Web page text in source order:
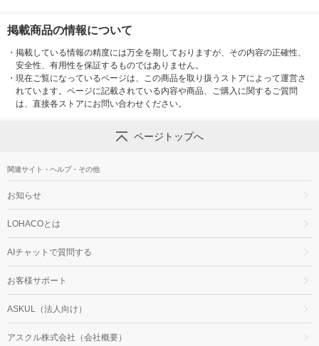
掲載商品の情報について
・ 掲載している情報の精度には万全を期しておりますが、その内容の正確性、
安全性、有用性を保証するものではありません。
・ 現在ご覧になっているページは、この商品を取り扱うストアによって運営さ
れています。ページに記載されている内容や商品、ご購入に関するご質問
は、直接各ストアにお問い合わせください。
ページトップへ
関連サイト・ヘルプ・その他
お知らせ
LOHACOとは
AIチャットで質問する
お客様サポート
ASKUL（法人向け）
アスクル株式会社（会社概要）